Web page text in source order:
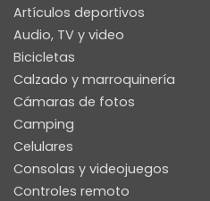
Artículos deportivos
Audio, TV y video
Bicicletas
Calzado y marroquinería
Cámaras de fotos
Camping
Celulares
Consolas y videojuegos
Controles remoto